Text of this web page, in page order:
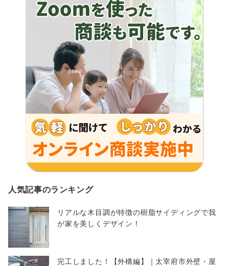
人気記事のランキング
リアルな木目調が特徴の樹脂サイディングで我
が家を美しくデザイン！
完工しました！【外構編】｜太宰府市外壁・屋